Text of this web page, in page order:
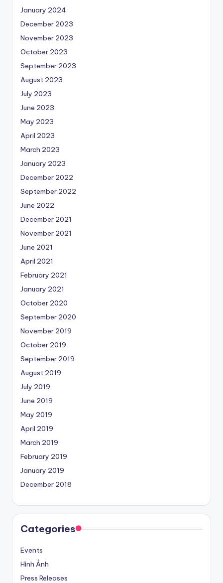
January 2024
December 2023
November 2023
October 2023
September 2023
August 2023
July 2023
June 2023
May 2023
April 2023
March 2023
January 2023
December 2022
September 2022
June 2022
December 2021
November 2021
June 2021
April 2021
February 2021
January 2021
October 2020
September 2020
November 2019
October 2019
September 2019
August 2019
July 2019
June 2019
May 2019
April 2019
March 2019
February 2019
January 2019
December 2018
Categories
Events
Hình Ảnh
Press Releases